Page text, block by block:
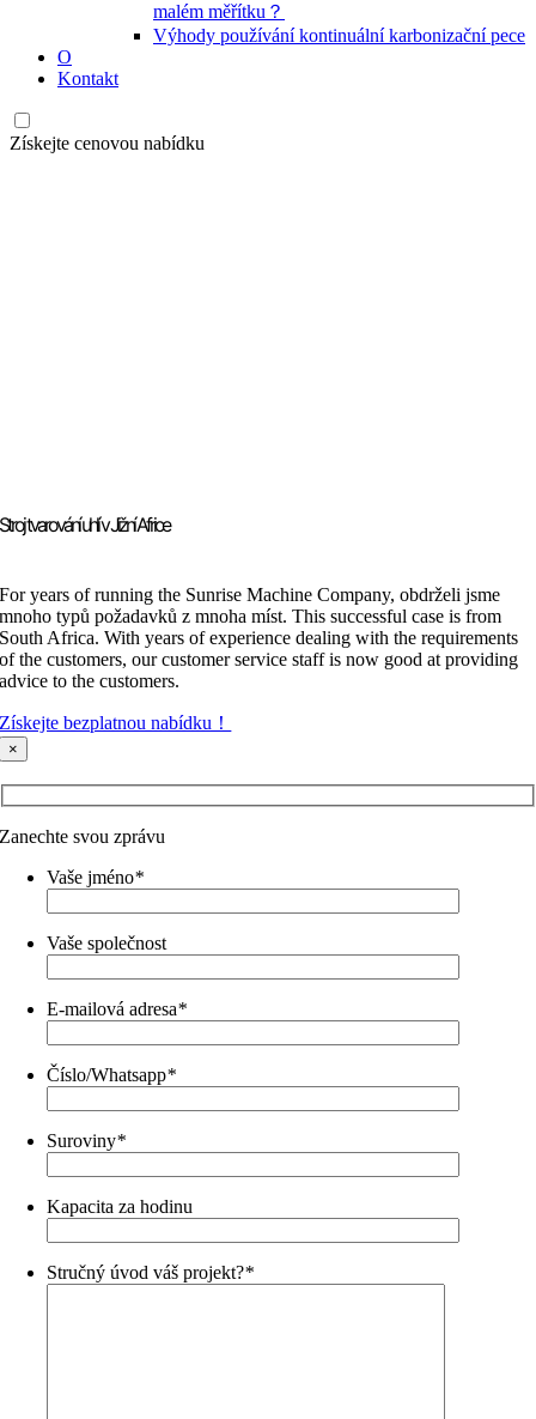
malém měřítku？
Výhody používání kontinuální karbonizační pece
O
Kontakt
Získejte cenovou nabídku
Stroj tvarování uhlí v Jižní Africe
For years of running the Sunrise Machine Company, obdrželi jsme
mnoho typů požadavků z mnoha míst.This successful case is from
South Africa.With years of experience dealing with the requirements
of the customers,our customer service staff is now good at providing
advice to the customers.
Získejte bezplatnou nabídku！
×
Zanechte svou zprávu
Vaše jméno*
Vaše společnost
E-mailová adresa*
Číslo/Whatsapp*
Suroviny*
Kapacita za hodinu
Stručný úvod váš projekt?*